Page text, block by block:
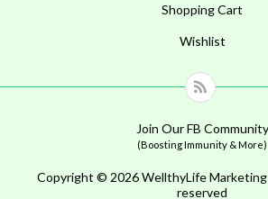
Shopping Cart
Wishlist
Join Our FB Community
(Boosting Immunity & More)
Copyright © 2026 WellthyLife
reserved